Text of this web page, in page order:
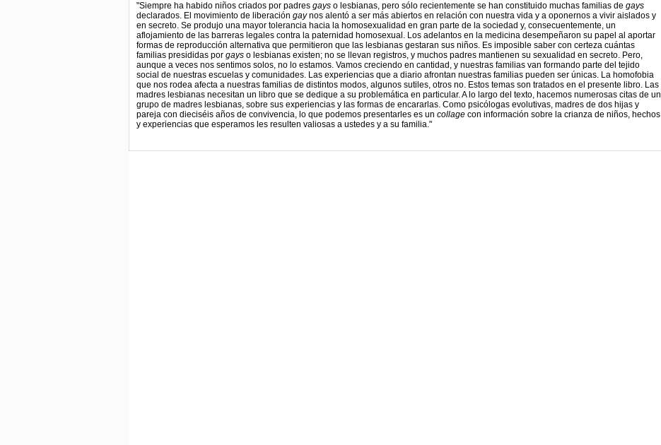
"Siempre ha habido niños criados por padres gays o lesbianas, pero sólo recientemente se han constituido muchas familias de gays
declarados. El movimiento de liberación gaynos alentó a ser más abiertos en relación con nuestra vida y a oponernos a vivir aislados y
en secreto. Se produjo una mayor tolerancia hacia la homosexualidad en gran parte de la sociedad y, consecuentemente, un
aflojamiento de las barreras legales contra la paternidad homosexual. Los adelantos en la medicina desempeñaron su papel al aportar
formas de reproducción alternativa que permitieron que las lesbianas gestaran sus niños. Es imposible saber con certeza cuántas
familias presididas por gays o lesbianas existen; no se llevan registros, y muchos padres mantienen su sexualidad en secreto. Pero,
aunque a veces nos sentimos solos, no lo estamos. Vamos creciendo en cantidad, y nuestras familias van formando parte del tejido
social de nuestras escuelas y comunidades. Las experiencias que a diario afrontan nuestras familias pueden ser únicas. La homofobia
que nos rodea afecta a nuestras familias de distintos modos, algunos sutiles, otros no. Estos temas son tratados en el presente libro. Las
madres lesbianas necesitan un libro que se dedique a su problemática en particular. A lo largo del texto, hacemos numerosas citas de un
grupo de madres lesbianas, sobre sus experiencias y las formas de encararlas. Como psicólogas evolutivas, madres de dos hijas y
pareja con dieciséis años de convivencia, lo que podemos presentarles es un collage con información sobre la crianza de niños, hechos
y experiencias que esperamos les resulten valiosas a ustedes y a su familia."